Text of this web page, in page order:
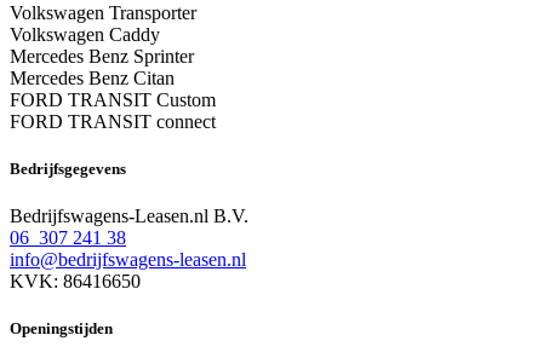
Volkswagen Transporter
Volkswagen Caddy
Mercedes Benz Sprinter
Mercedes Benz Citan
FORD TRANSIT Custom
FORD TRANSIT connect
Bedrijfsgegevens
Bedrijfswagens-Leasen.nl B.V.
06 307 241 38
info@bedrijfswagens-leasen.nl
KVK: 86416650
Openingstijden